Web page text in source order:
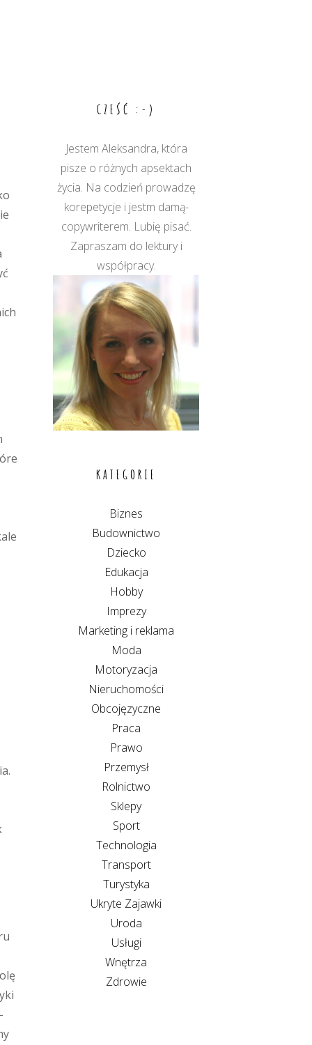
CZEŚĆ :-)
Jestem Aleksandra, która
pisze o różnych apsektach
życia. Na codzień prowadzę
korepetycje i jestm damą-
copywriterem. Lubię pisać.
Zapraszam do lektury i
współpracy.
KATEGORIE
Biznes
Budownictwo
Dziecko
Edukacja
Hobby
Imprezy
Marketing i reklama
Moda
Motoryzacja
Nieruchomości
Obcojęzyczne
Praca
Prawo
Przemysł
Rolnictwo
Sklepy
Sport
Technologia
Transport
Turystyka
Ukryte Zajawki
Uroda
Usługi
Wnętrza
Zdrowie